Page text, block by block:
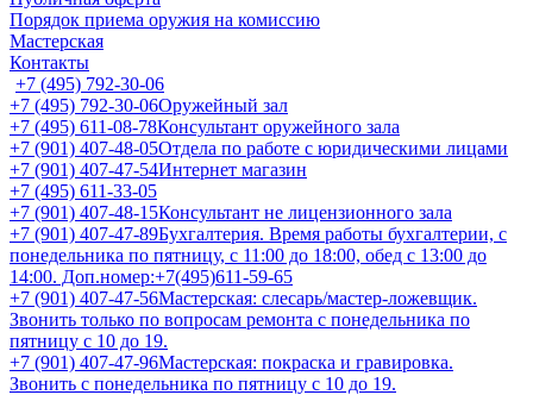
Порядок приема оружия на комиссию
Мастерская
Контакты
+7 (495) 792-30-06
+7 (495) 792-30-06Оружейный зал
+7 (495) 611-08-78Консультант оружейного зала
+7 (901) 407-48-05Отдела по работе с юридическими лицами
+7 (901) 407-47-54Интернет магазин
+7 (495) 611-33-05
+7 (901) 407-48-15Консультант не лицензионного зала
+7 (901) 407-47-89Бухгалтерия. Время работы бухгалтерии, с
понедельника по пятницу, с 11:00 до 18:00, обед с 13:00 до
14:00. Доп.номер:+7(495)611-59-65
+7 (901) 407-47-56Мастерская: слесарь/мастер-ложевщик.
Звонить только по вопросам ремонта с понедельника по
пятницу с 10 до 19.
+7 (901) 407-47-96Мастерская: покраска и гравировка.
Звонить с понедельника по пятницу с 10 до 19.